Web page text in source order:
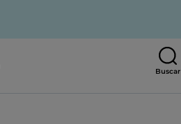
Buscar